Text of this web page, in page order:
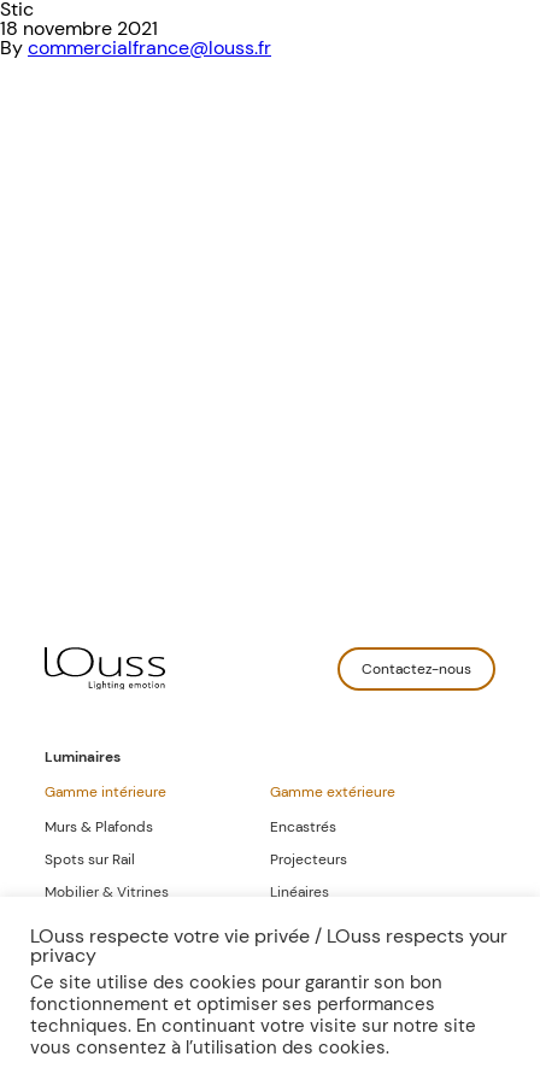
Stic
18 novembre 2021
Bycommercialfrance@louss.fr
Contactez-nous
Luminaires
Gamme intérieure
Murs & Plafonds
Spots sur Rail
Mobilier & Vitrines
Gammes Complètes
Gamme extérieure
Encastrés
Projecteurs
Linéaires
Sur-mesure
Inspirations
Publications
Presse
LOuss respecte votre vie privée / LOuss respects your
privacy
Ce site utilise des cookies pour garantir son bon
fonctionnement et optimiser ses performances
techniques. En continuant votre visite sur notre site
vous consentez à l’utilisation des cookies.